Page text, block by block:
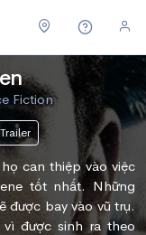
Fiction
Trailer
can thiệp vào việc
tốt nhất. Những
được bay vào vũ trụ.
được sinh ra theo